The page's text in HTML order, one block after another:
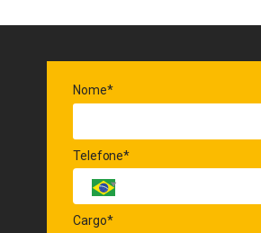
Nome*
Telefone*
Cargo*